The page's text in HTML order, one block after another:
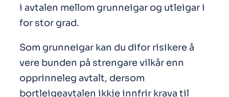
i avtalen mellom grunneigar og utleigar i
for stor grad.
Som grunneigar kan du difor risikere å
vere bunden på strengare vilkår enn
opprinneleg avtalt, dersom
bortleigeavtalen ikkje innfrir krava til